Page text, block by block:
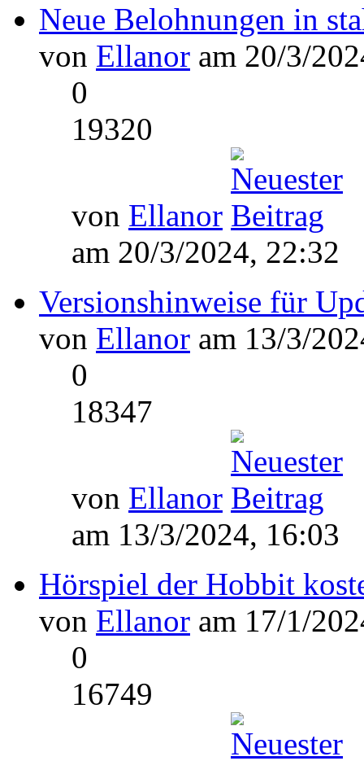
Neue Belohnungen in
von Ellanor am 20/3/
0
19320
von Ellanor
am 20/3/2024, 22:32
Versionshinweise für
von Ellanor am 13/3/
0
18347
von Ellanor
am 13/3/2024, 16:03
Hörspiel der Hobbit
von Ellanor am 17/1/
0
16749